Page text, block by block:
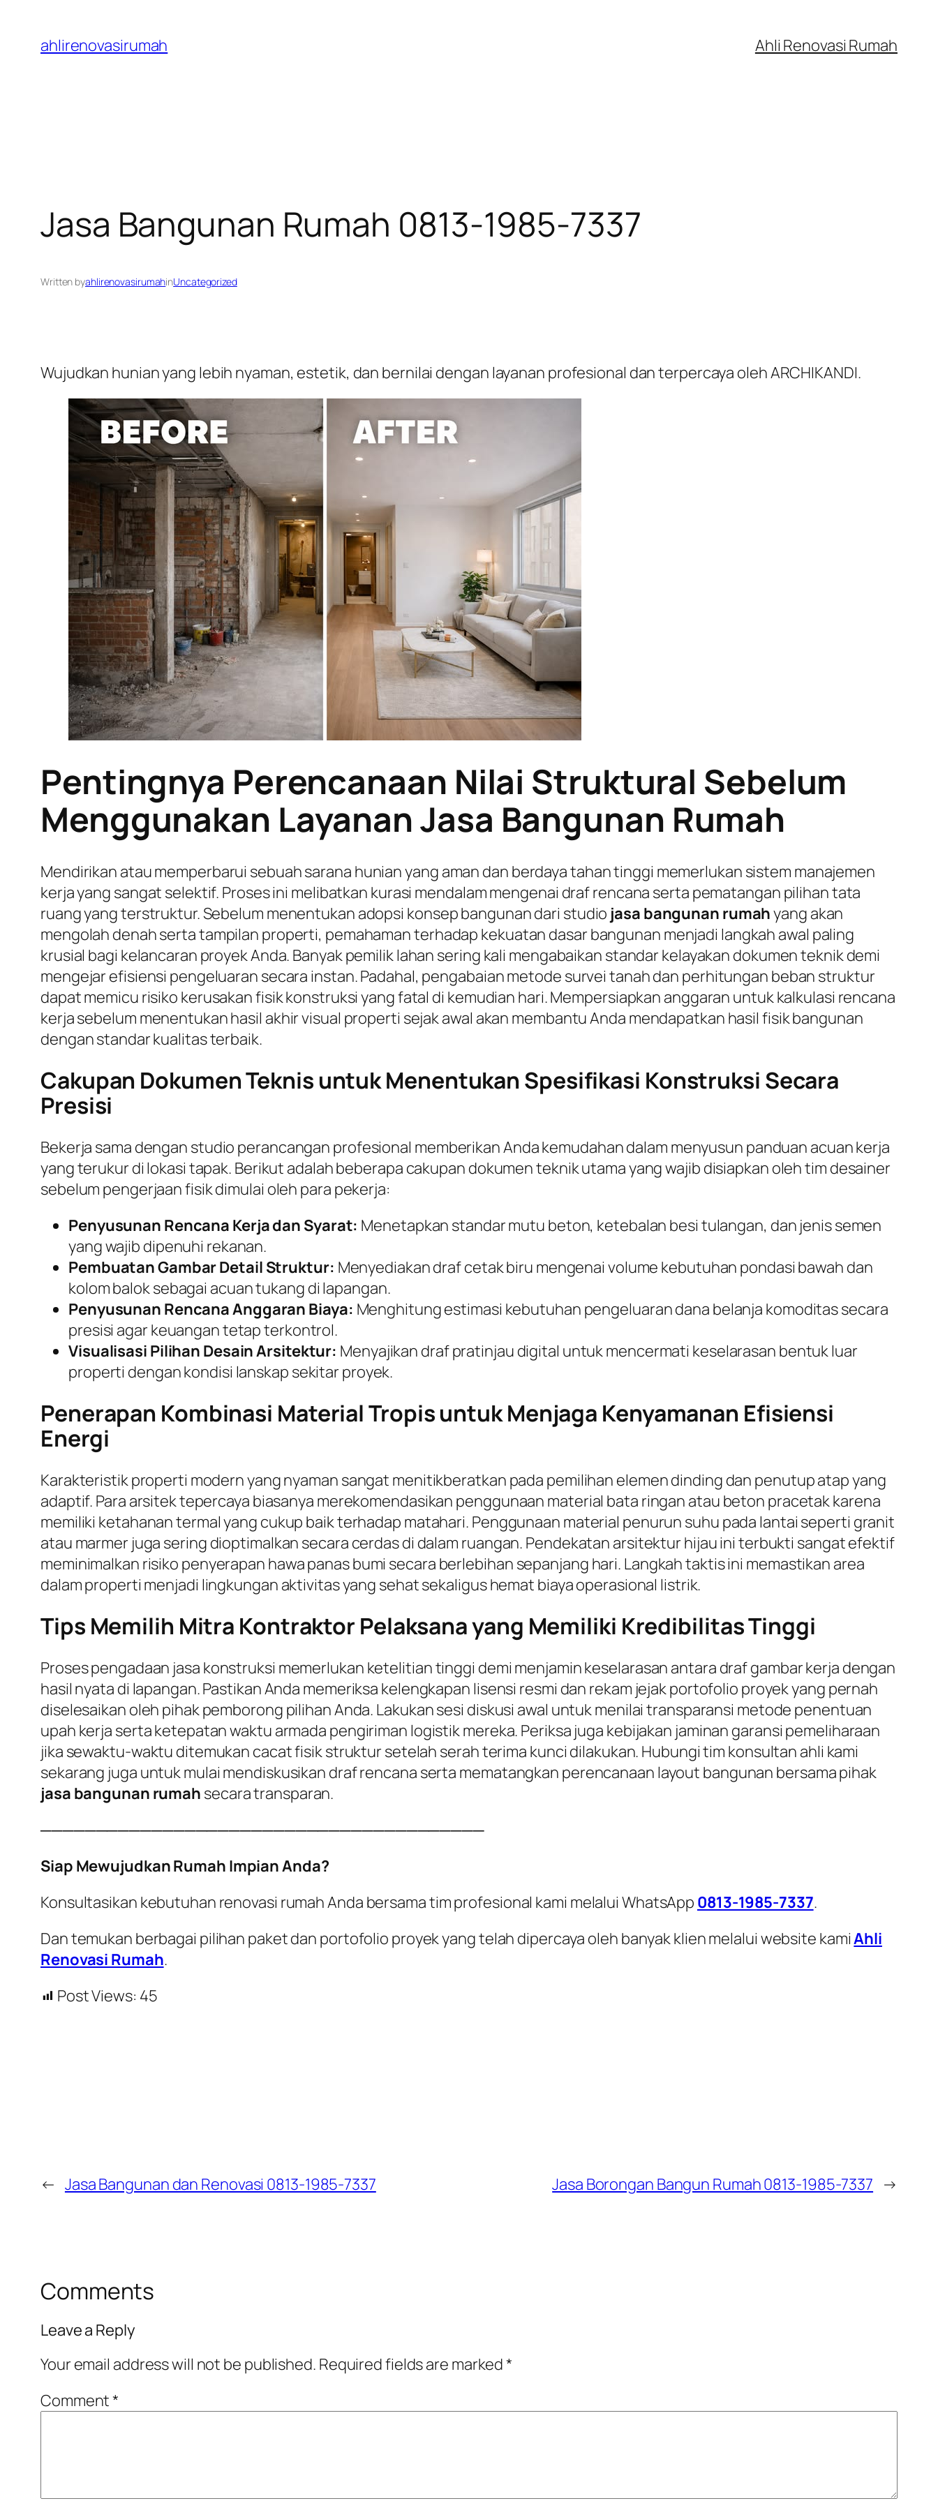
content
ahlirenovasirumah Ahli Renovasi Rumah
Jasa Bangunan Rumah 0813-1985-7337
Written byahlirenovasirumahinUncategorized
Wujudkan hunian yang lebih nyaman, estetik, dan bernilai dengan layanan profesional dan terpercaya oleh ARCHIKANDI.
Pentingnya Perencanaan Nilai Struktural Sebelum
Menggunakan Layanan Jasa Bangunan Rumah
Mendirikan atau memperbarui sebuah sarana hunian yang aman dan berdaya tahan tinggi memerlukan sistem manajemen
kerja yang sangat selektif. Proses ini melibatkan kurasi mendalam mengenai draf rencana serta pematangan pilihan tata
ruang yang terstruktur. Sebelum menentukan adopsi konsep bangunan dari studio jasa bangunan rumahyang akan
mengolah denah serta tampilan properti, pemahaman terhadap kekuatan dasar bangunan menjadi langkah awal paling
krusial bagi kelancaran proyek Anda. Banyak pemilik lahan sering kali mengabaikan standar kelayakan dokumen teknik demi
mengejar efisiensi pengeluaran secara instan. Padahal, pengabaian metode survei tanah dan perhitungan beban struktur
dapat memicu risiko kerusakan fisik konstruksi yang fatal di kemudian hari. Mempersiapkan anggaran untuk kalkulasi rencana
kerja sebelum menentukan hasil akhir visual properti sejak awal akan membantu Anda mendapatkan hasil fisik bangunan
dengan standar kualitas terbaik.
Cakupan Dokumen Teknis untuk Menentukan Spesifikasi Konstruksi Secara
Presisi
Bekerja sama dengan studio perancangan profesional memberikan Anda kemudahan dalam menyusun panduan acuan kerja
yang terukur di lokasi tapak. Berikut adalah beberapa cakupan dokumen teknik utama yang wajib disiapkan oleh tim desainer
sebelum pengerjaan fisik dimulai oleh para pekerja:
Penyusunan Rencana Kerja dan Syarat: Menetapkan standar mutu beton, ketebalan besi tulangan, dan jenis semen
yang wajib dipenuhi rekanan.
Pembuatan Gambar Detail Struktur: Menyediakan draf cetak biru mengenai volume kebutuhan pondasi bawah dan
kolom balok sebagai acuan tukang di lapangan.
Penyusunan Rencana Anggaran Biaya: Menghitung estimasi kebutuhan pengeluaran dana belanja komoditas secara
presisi agar keuangan tetap terkontrol.
Visualisasi Pilihan Desain Arsitektur: Menyajikan draf pratinjau digital untuk mencermati keselarasan bentuk luar
properti dengan kondisi lanskap sekitar proyek.
Penerapan Kombinasi Material Tropis untuk Menjaga Kenyamanan Efisiensi
Energi
Karakteristik properti modern yang nyaman sangat menitikberatkan pada pemilihan elemen dinding dan penutup atap yang
adaptif. Para arsitek tepercaya biasanya merekomendasikan penggunaan material bata ringan atau beton pracetak karena
memiliki ketahanan termal yang cukup baik terhadap matahari. Penggunaan material penurun suhu pada lantai seperti granit
atau marmer juga sering dioptimalkan secara cerdas di dalam ruangan. Pendekatan arsitektur hijau ini terbukti sangat efektif
meminimalkan risiko penyerapan hawa panas bumi secara berlebihan sepanjang hari. Langkah taktis ini memastikan area
dalam properti menjadi lingkungan aktivitas yang sehat sekaligus hemat biaya operasional listrik.
Tips Memilih Mitra Kontraktor Pelaksana yang Memiliki Kredibilitas Tinggi
Proses pengadaan jasa konstruksi memerlukan ketelitian tinggi demi menjamin keselarasan antara draf gambar kerja dengan
hasil nyata di lapangan. Pastikan Anda memeriksa kelengkapan lisensi resmi dan rekam jejak portofolio proyek yang pernah
diselesaikan oleh pihak pemborong pilihan Anda. Lakukan sesi diskusi awal untuk menilai transparansi metode penentuan
upah kerja serta ketepatan waktu armada pengiriman logistik mereka. Periksa juga kebijakan jaminan garansi pemeliharaan
jika sewaktu-waktu ditemukan cacat fisik struktur setelah serah terima kunci dilakukan. Hubungi tim konsultan ahli kami
sekarang juga untuk mulai mendiskusikan draf rencana serta mematangkan perencanaan layout bangunan bersama pihak
jasa bangunan rumah secara transparan.
────────────────────────────────────────
Siap Mewujudkan Rumah Impian Anda?
Konsultasikan kebutuhan renovasi rumah Anda bersama tim profesional kami melalui WhatsApp 0813-1985-7337.
Dan temukan berbagai pilihan paket dan portofolio proyek yang telah dipercaya oleh banyak klien melalui website kamiAhli
Renovasi Rumah.
Post Views: 45
← Jasa Bangunan dan Renovasi 0813-1985-7337 Jasa Borongan Bangun Rumah 0813-1985-7337 →
Comments
Leave a Reply
Your email address will not be published. Required fields are marked*
Comment*